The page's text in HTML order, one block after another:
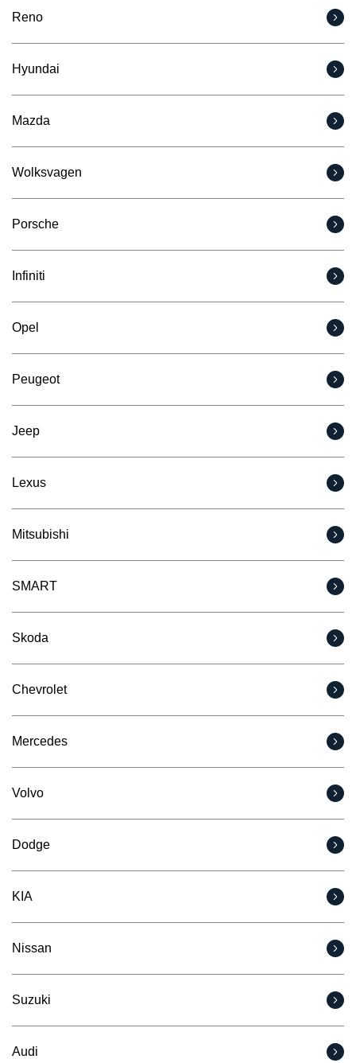
Reno
Hyundai
Mazda
Wolksvagen
Porsche
Infiniti
Opel
Peugeot
Jeep
Lexus
Mitsubishi
SMART
Skoda
Chevrolet
Mercedes
Volvo
Dodge
KIA
Nissan
Suzuki
Audi